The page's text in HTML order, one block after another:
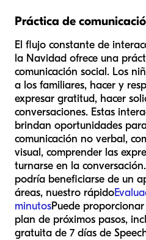
Práctica de
El flujo constante de
la Navidad ofrece una
comunicación social. Los
a los familiares, hacer y
expresar gratitud, hacer
conversaciones. Estas
brindan oportunidades
comunicación no verbal,
visual, comprender las
turnarse en la
podría beneficiarse de un
áreas, nuestro rápido
minutosPuede
plan de próximos pasos,
gratuita de 7 días de